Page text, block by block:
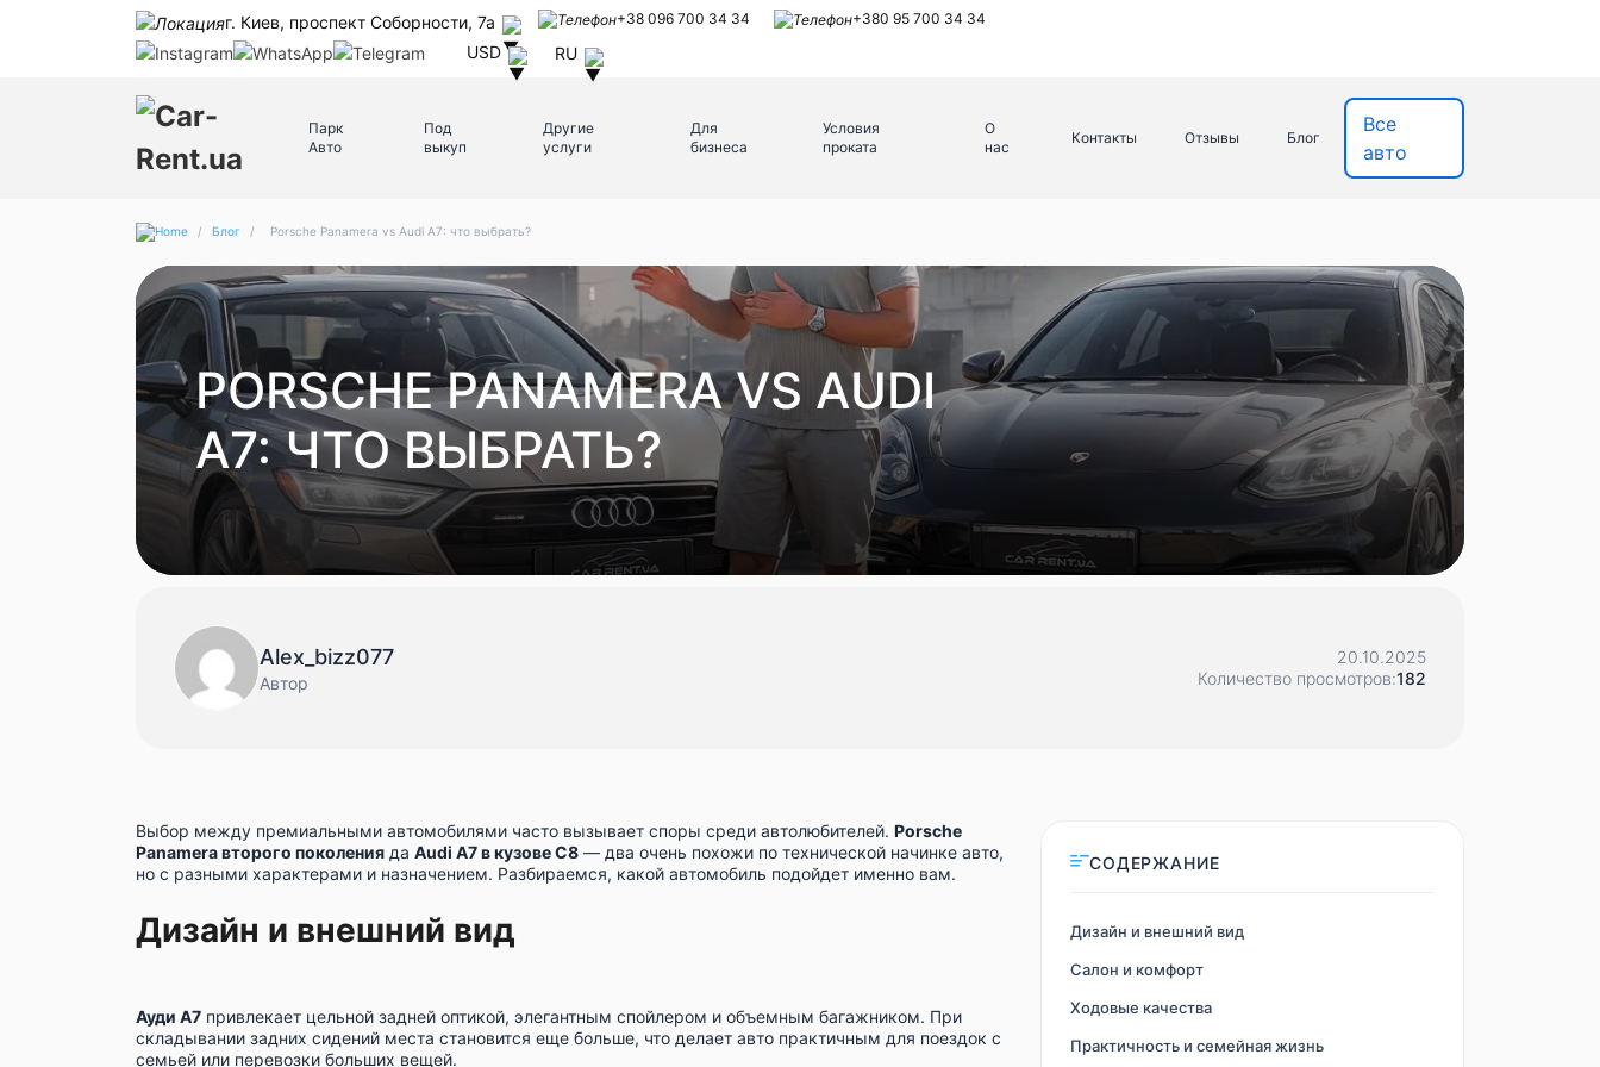
г. Киев, проспект Соборности, 7а +38 096 700 34 34 +380 95 700 34 34
USD RU
Парк
Авто
Под
выкуп
Другие
услуги
Для
бизнеса
Условия
проката
О
нас
Контакты Отзывы Блог
Все
авто
/ Блог / Porsche Panamera vs Audi A7: что выбрать?
PORSCHE PANAMERA VS AUDI
A7: ЧТО ВЫБРАТЬ?
Alex_bizz077
Автор
20.10.2025
Количество просмотров:182
СОДЕРЖАНИЕ
Дизайн и внешний вид
Салон и комфорт
Ходовые качества
Практичность и семейная жизнь
Выбор между премиальными автомобилями часто вызывает споры среди автолюбителей. Porsche
Panamera второго поколения да Audi A7 в кузове C8 — два очень похожи по технической начинке авто,
но с разными характерами и назначением. Разбираемся, какой автомобиль подойдет именно вам.
Дизайн и внешний вид
Ауди А7 привлекает цельной задней оптикой, элегантным спойлером и объемным багажником. При
складывании задних сидений места становится еще больше, что делает авто практичным для поездок с
семьей или перевозки больших вещей.